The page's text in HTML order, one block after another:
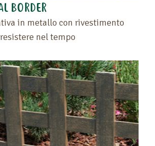
BORDER
in metallo con rivestimento
nel tempo